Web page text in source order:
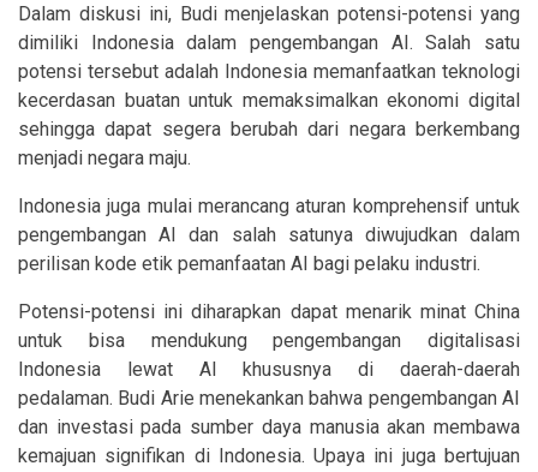
Dalam diskusi ini, Budi menjelaskan potensi-potensi yang
dimiliki Indonesia dalam pengembangan AI. Salah satu
potensi tersebut adalah Indonesia memanfaatkan teknologi
kecerdasan buatan untuk memaksimalkan ekonomi digital
sehingga dapat segera berubah dari negara berkembang
menjadi negara maju.
Indonesia juga mulai merancang aturan komprehensif untuk
pengembangan AI dan salah satunya diwujudkan dalam
perilisan kode etik pemanfaatan AI bagi pelaku industri.
Potensi-potensi ini diharapkan dapat menarik minat China
untuk bisa mendukung pengembangan digitalisasi
Indonesia lewat AI khususnya di daerah-daerah
pedalaman. Budi Arie menekankan bahwa pengembangan AI
dan investasi pada sumber daya manusia akan membawa
kemajuan signifikan di Indonesia. Upaya ini juga bertujuan